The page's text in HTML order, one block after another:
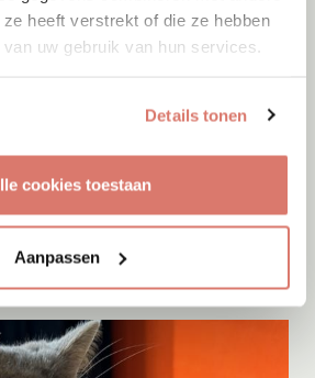
heeft verstrekt of die ze hebben
uw gebruik van hun services.
Details tonen
cookies toestaan
Aanpassen